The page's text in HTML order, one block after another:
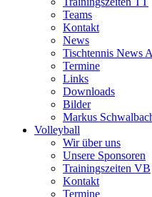
Teams
Kontakt
News
Tischtennis News
Termine
Links
Downloads
Bilder
Markus
Volleyball
Wir über uns
Unsere Sponsoren
Trainingszeiten VB
Kontakt
Termine